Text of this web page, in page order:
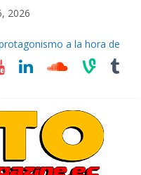
2026
a la hora de
Day’ pone en escena a
recorre 7 provincias en 8
para cubrir las rutas de La